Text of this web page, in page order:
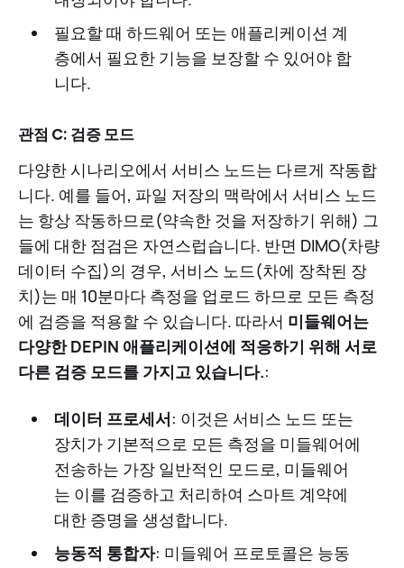
필요할 때 하드웨어 또는 애플리케이션 계
층에서 필요한 기능을 보장할 수 있어야 합
니다.
관점 C: 검증 모드
다양한 시나리오에서 서비스 노드는 다르게 작동합
니다. 예를 들어, 파일 저장의 맥락에서 서비스 노드
는 항상 작동하므로(약속한 것을 저장하기 위해) 그
들에 대한 점검은 자연스럽습니다. 반면 DIMO(차량
데이터 수집)의 경우, 서비스 노드(차에 장착된 장
치)는 매 10분마다 측정을 업로드 하므로 모든 측정
에 검증을 적용할 수 있습니다. 따라서 미들웨어는
다양한 DEPIN 애플리케이션에 적응하기 위해 서로
다른 검증 모드를 가지고 있습니다.:
데이터 프로세서: 이것은 서비스 노드 또는
장치가 기본적으로 모든 측정을 미들웨어에
전송하는 가장 일반적인 모드로, 미들웨어
는 이를 검증하고 처리하여 스마트 계약에
대한 증명을 생성합니다.
능동적 통합자: 미들웨어 프로토콜은 능동